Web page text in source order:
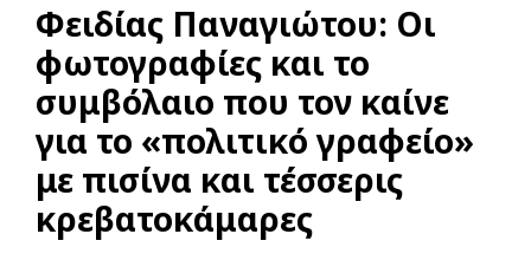
Φειδίας Παναγιώτου: Οι
φωτογραφίες και το
συμβόλαιο που τον καίνε
για το «πολιτικό γραφείο»
με πισίνα και τέσσερις
κρεβατοκάμαρες